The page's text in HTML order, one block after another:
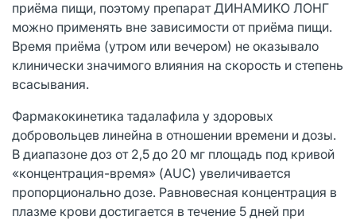
приёма пищи, поэтому препарат ДИНАМИКО ЛОНГ
можно применять вне зависимости от приёма пищи.
Время приёма (утром или вечером) не оказывало
клинически значимого влияния на скорость и степень
всасывания.
Фармакокинетика тадалафила у здоровых
добровольцев линейна в отношении времени и дозы.
В диапазоне доз от 2,5 до 20 мг площадь под кривой
«концентрация-время» (AUC) увеличивается
пропорционально дозе. Равновесная концентрация в
плазме крови достигается в течение 5 дней при